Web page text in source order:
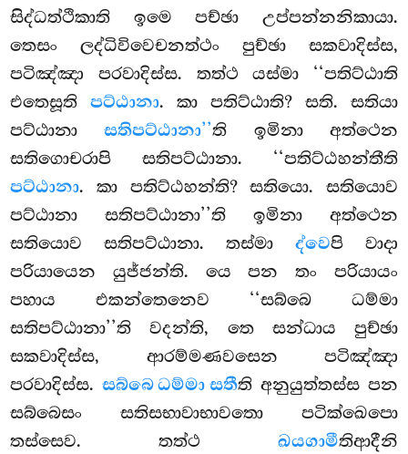
සිද්ධත්ථිකාති ඉමෙ පච්ඡා උප්පන්නනිකායා.
තෙසං ලද්ධිවිවෙචනත්ථං පුච්ඡා සකවාදිස්ස,
පටිඤ්ඤා පරවාදිස්ස. තත්ථ යස්මා ‘‘පතිට්ඨාති
එතෙසූතිපට්ඨානා. කා පතිට්ඨාති? සති. සතියා
පට්ඨානාසතිපට්ඨානා’’ති ඉමිනා අත්ථෙන
සතිගොචරාපි සතිපට්ඨානා. ‘‘පතිට්ඨහන්තීති
පට්ඨානා. කා පතිට්ඨහන්ති? සතියො. සතියොව
පට්ඨානා සතිපට්ඨානා’’ති ඉමිනා අත්ථෙන
සතියොව සතිපට්ඨානා. තස්මා ද්වෙපි වාදා
පරියායෙන යුජ්ජන්ති. යෙ පන තං පරියායං
පහාය එකන්තෙනෙව ‘‘සබ්බෙ ධම්මා
සතිපට්ඨානා’’ති වදන්ති, තෙ සන්ධාය පුච්ඡා
සකවාදිස්ස, ආරම්මණවසෙන පටිඤ්ඤා
පරවාදිස්ස.සබ්බෙ ධම්මා සතීති අනුයුත්තස්ස පන
සබ්බෙසං සතිසභාවාභාවතො පටික්ඛෙපො
තස්සෙව. තත්ථ ඛයගාමීතිආදීනි